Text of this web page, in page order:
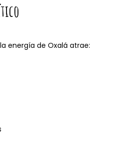
energía de Oxalá atrae: